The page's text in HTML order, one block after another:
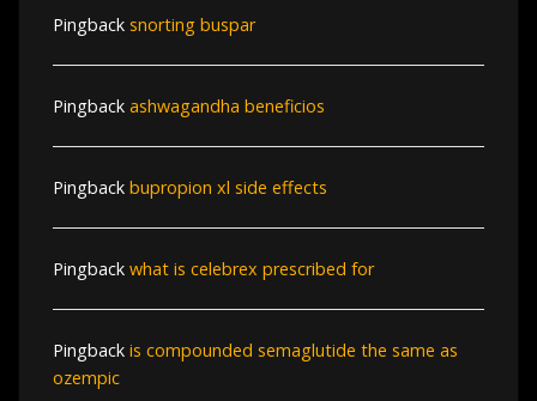
Pingback snorting buspar
Pingback ashwagandha beneficios
Pingback bupropion xl side effects
Pingback what is celebrex prescribed for
Pingback is compounded semaglutide the same as
ozempic